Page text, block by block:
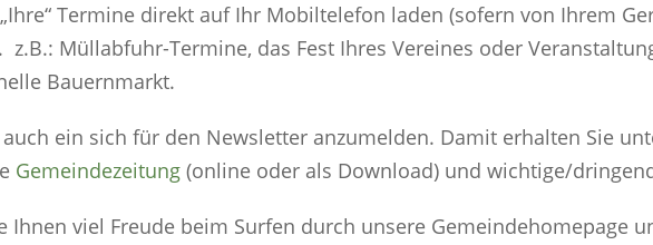
Termine direkt auf Ihr Mobiltelefon laden (sofern von Ihrem
z.B.: Müllabfuhr-Termine, das Fest Ihres Vereines oder
Bauernmarkt.
auch ein sich für den Newsletter anzumelden. Damit erhalten Sie
Gemeindezeitung (online oder als Download) und wichtige/
Ihnen viel Freude beim Surfen durch unsere Gemeindehomepage